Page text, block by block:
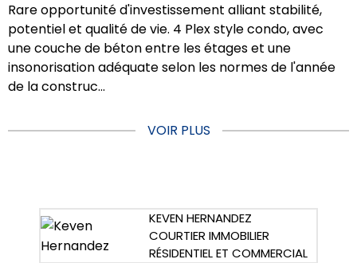
Rare opportunité d'investissement alliant stabilité,
potentiel et qualité de vie. 4 Plex style condo, avec
une couche de béton entre les étages et une
insonorisation adéquate selon les normes de l'année
de la construc...
VOIR PLUS
KEVEN HERNANDEZ
COURTIER IMMOBILIER
RÉSIDENTIEL ET COMMERCIAL